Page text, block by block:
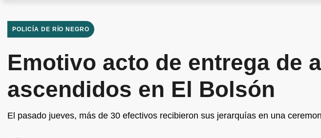
POLICÍA DE RÍO NEGRO
Emotivo acto de entrega de
ascendidos en El Bolsón
El pasado jueves, más de 30 efectivos recibieron sus jerarquías en una